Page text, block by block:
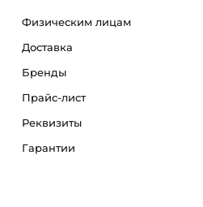
Физическим лицам
Доставка
Бренды
Прайс-лист
Реквизиты
Гарантии